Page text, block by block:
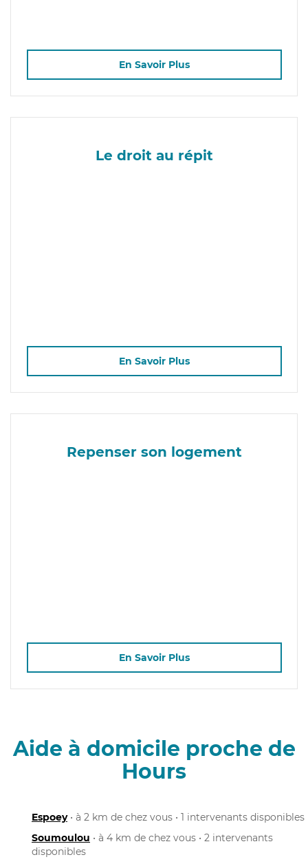
En Savoir Plus
Le droit au répit
En Savoir Plus
Repenser son logement
En Savoir Plus
Aide à domicile proche de
Hours
Espoey• à 2 km de chez vous • 1 intervenants disponibles
Soumoulou • à 4 km de chez vous • 2 intervenants
disponibles